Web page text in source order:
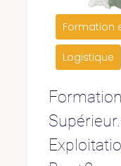
Formation
Logistique